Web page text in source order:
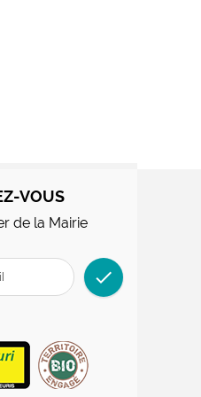
VOUS
de la Mairie
check